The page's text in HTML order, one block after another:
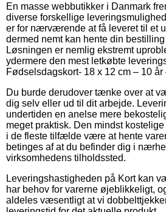
En masse webbutikker i Danmark
diverse forskellige
er for nærværende at få leveret til et
dermed nemt kan hente din
Løsningen er nemlig ekstremt
ydermere den mest letkøbte
Fødselsdagskort- 18 x 12 cm – 10
Du burde derudover tænke over at
dig selv eller ud til dit arbejde.
undertiden en anelse mere
meget praktisk. Den mindst
i de fleste tilfælde være at hente
betinges af at du befinder dig i
virksomhedens tilholdssted.
Leveringshastigheden på Kort kan
har behov for varerne øjeblikkeligt,
aldeles væsentligt at vi